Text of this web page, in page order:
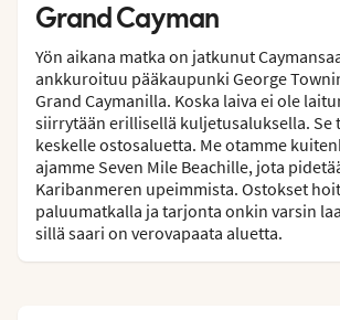
Grand Cayman
Yön aikana matka on jatkunut
ankkuroituu pääkaupunki George
Grand Caymanilla. Koska laiva ei ole
siirrytään erillisellä kuljetusaluksella. Se
keskelle ostosaluetta. Me otamme
ajamme Seven Mile Beachille, jota
Karibanmeren upeimmista. Ostokset
paluumatkalla ja tarjonta onkin varsin
sillä saari on verovapaata aluetta.